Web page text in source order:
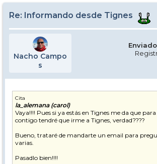
Re: Informando desde Tignes
Nacho Campo
s
Cita
la_alemana (carol)
Vaya!!!! Pues si ya estás en Tignes me da que
contigo tendré que irme a Tignes, verdad????
Bueno, trataré de mandarte un email para
varias.
Pasadlo bien!!!!